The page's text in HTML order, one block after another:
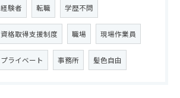
経験者 転職 学歴不問
資格取得支援制度 職場 現場作業員
プライベート 事務所 髪色自由